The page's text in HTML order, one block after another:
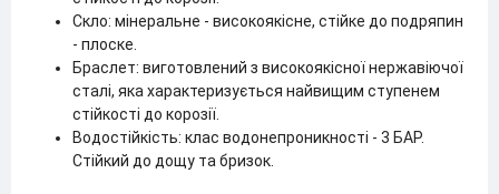
Скло: мінеральне - високоякісне, стійке до подряпин
- плоске.
Браслет: виготовлений з високоякісної нержавіючої
сталі, яка характеризується найвищим ступенем
стійкості до корозії.
Водостійкість: клас водонепроникності - 3 БАР.
Стійкий до дощу та бризок.